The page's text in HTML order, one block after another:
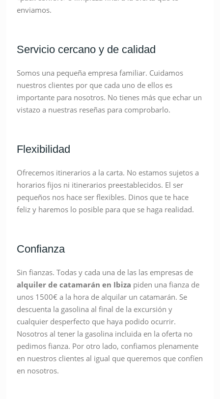
enviamos.
Servicio cercano y de calidad
Somos una pequeña empresa familiar. Cuidamos
nuestros clientes por que cada uno de ellos es
importante para nosotros. No tienes más que echar un
vistazo a nuestras reseñas para comprobarlo.
Flexibilidad
Ofrecemos itinerarios a la carta. No estamos sujetos a
horarios fijos ni itinerarios preestablecidos. El ser
pequeños nos hace ser flexibles. Dinos que te hace
feliz y haremos lo posible para que se haga realidad.
Confianza
Sin fianzas. Todas y cada una de las las empresas de
alquiler de catamarán en Ibiza piden una fianza de
unos 1500€ a la hora de alquilar un catamarán. Se
descuenta la gasolina al final de la excursión y
cualquier desperfecto que haya podido ocurrir.
Nosotros al tener la gasolina incluida en la oferta no
pedimos fianza. Por otro lado, confiamos plenamente
en nuestros clientes al igual que queremos que confíen
en nosotros.